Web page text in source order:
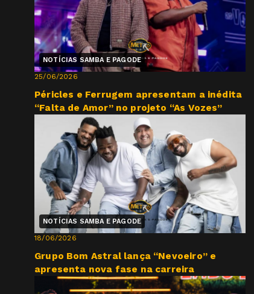
NOTÍCIAS SAMBA E PAGODE
25/06/2026
Péricles e Ferrugem apresentam a inédita
“Falta de Amor” no projeto “As Vozes”
NOTÍCIAS SAMBA E PAGODE
18/06/2026
Grupo Bom Astral lança “Nevoeiro” e
apresenta nova fase na carreira